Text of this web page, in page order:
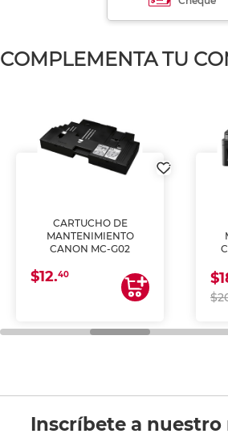
COMPLEMENTA TU
CARTUCHO DE
MANTENIMIENTO
CANON MC-G02
$12.40
Inscríbete a